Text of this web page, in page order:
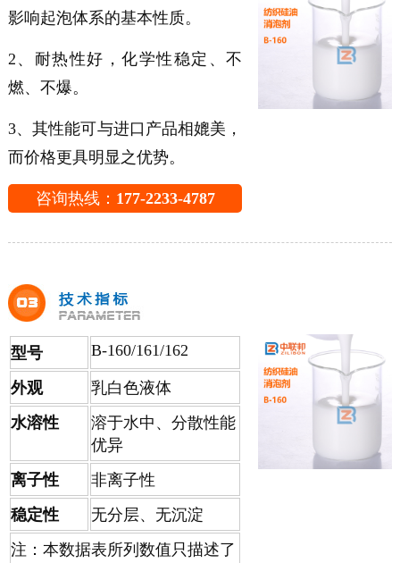
影响起泡体系的基本性质。
2、耐热性好，化学性稳定、不
燃、不爆。
3、其性能可与进口产品相媲美，
而价格更具明显之优势。
咨询热线： 177-2233-4787
型号 B-160/161/162
外观
乳白色液体
水溶性
溶于水中、分散性能
优异
离子性
非离子性
稳定性
无分层、无沉淀
注：本数据表所列数值只描述了